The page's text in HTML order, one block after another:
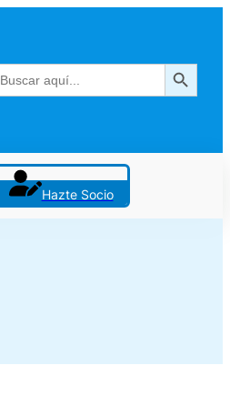
Botón de búsqueda
Hazte Socio